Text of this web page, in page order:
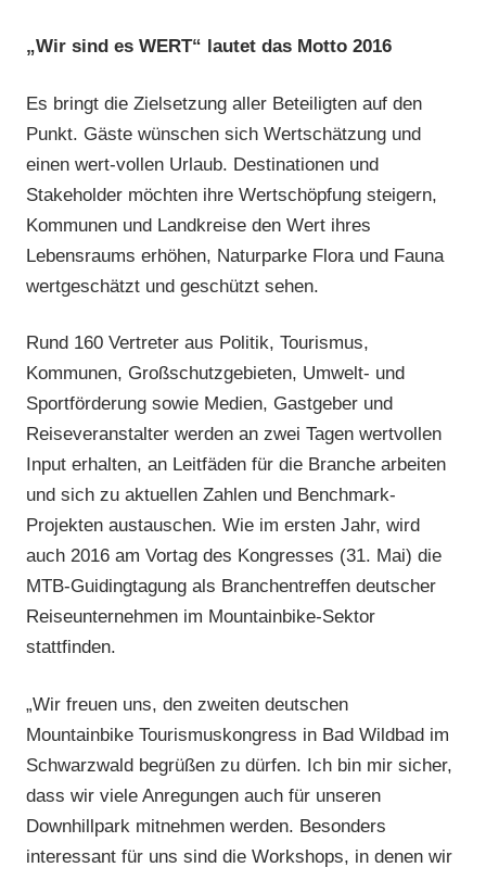
„Wir sind es WERT“ lautet das Motto 2016
Es bringt die Zielsetzung aller Beteiligten auf den
Punkt. Gäste wünschen sich Wertschätzung und
einen wert-vollen Urlaub. Destinationen und
Stakeholder möchten ihre Wertschöpfung steigern,
Kommunen und Landkreise den Wert ihres
Lebensraums erhöhen, Naturparke Flora und Fauna
wertgeschätzt und geschützt sehen.
Rund 160 Vertreter aus Politik, Tourismus,
Kommunen, Großschutzgebieten, Umwelt- und
Sportförderung sowie Medien, Gastgeber und
Reiseveranstalter werden an zwei Tagen wertvollen
Input erhalten, an Leitfäden für die Branche arbeiten
und sich zu aktuellen Zahlen und Benchmark-
Projekten austauschen. Wie im ersten Jahr, wird
auch 2016 am Vortag des Kongresses (31. Mai) die
MTB-Guidingtagung als Branchentreffen deutscher
Reiseunternehmen im Mountainbike-Sektor
stattfinden.
„Wir freuen uns, den zweiten deutschen
Mountainbike Tourismuskongress in Bad Wildbad im
Schwarzwald begrüßen zu dürfen. Ich bin mir sicher,
dass wir viele Anregungen auch für unseren
Downhillpark mitnehmen werden. Besonders
interessant für uns sind die Workshops, in denen wir